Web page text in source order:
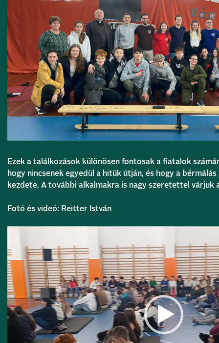
Ezek a találkozások különösen fontosak a fiatalok
hogy nincsenek egyedül a hitük útján, és hogy a
kezdete. A további alkalmakra is nagy szeretettel várjuk
Fotó és videó: Reitter István